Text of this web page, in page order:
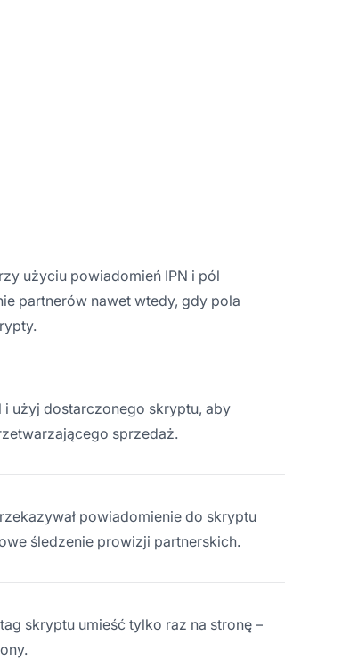
użyciu powiadomień IPN i pól
partnerów nawet wtedy, gdy pola
użyj dostarczonego skryptu, aby
sprzedaż.
powiadomienie do skryptu
śledzenie prowizji partnerskich.
skryptu umieść tylko raz na stronę –